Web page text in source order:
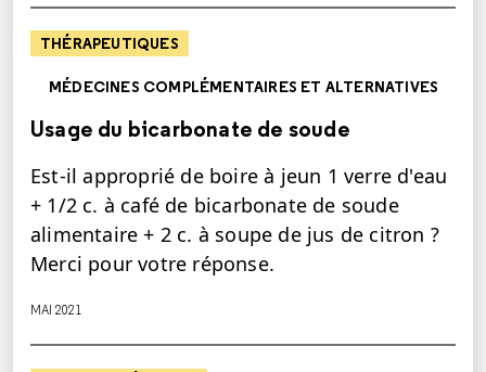
THÉRAPEUTIQUES
MÉDECINES COMPLÉMENTAIRES ET ALTERNATIVES
Usage du bicarbonate de soude
Est-il approprié de boire à jeun 1 verre d'eau
+ 1/2 c. à café de bicarbonate de soude
alimentaire + 2 c. à soupe de jus de citron ?
Merci pour votre réponse.
MAI 2021